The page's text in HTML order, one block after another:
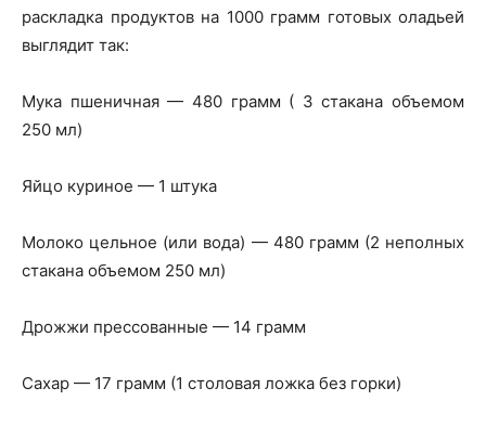
раскладка продуктов на 1000 грамм готовых оладьей
выглядит так:
Мука пшеничная — 480 грамм ( 3 стакана объемом
250 мл)
Яйцо куриное — 1 штука
Молоко цельное (или вода) — 480 грамм (2 неполных
стакана объемом 250 мл)
Дрожжи прессованные — 14 грамм
Сахар — 17 грамм (1 столовая ложка без горки)